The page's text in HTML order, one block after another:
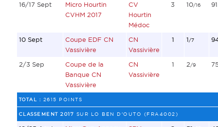
16/17 Sept
Micro Hourtin
CVHM 2017
CV
Hourtin
Médoc
3 10/16
10 Sept
Coupe EDF CN
Vassivière
CN
Vassivière
1 1/7
2/3 Sep
Coupe de la
Banque CN
Vassivière
CN
Vassivière
1 2/9
TOTAL : 2615 POINTS
CLASSEMENT 2017 SUR LO BEN D'OUTO (FRA4002)